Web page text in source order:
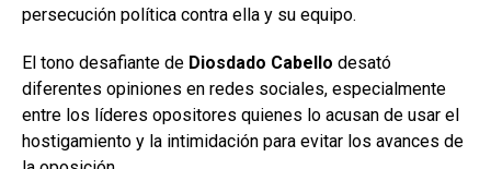
persecución política contra ella y su equipo.
El tono desafiante de Diosdado Cabello desató
diferentes opiniones en redes sociales, especialmente
entre los líderes opositores quienes lo acusan de usar el
hostigamiento y la intimidación para evitar los avances de